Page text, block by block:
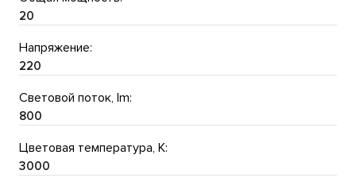
20
Напряжение:
220
Световой поток, lm:
800
Цветовая температура, K:
3000